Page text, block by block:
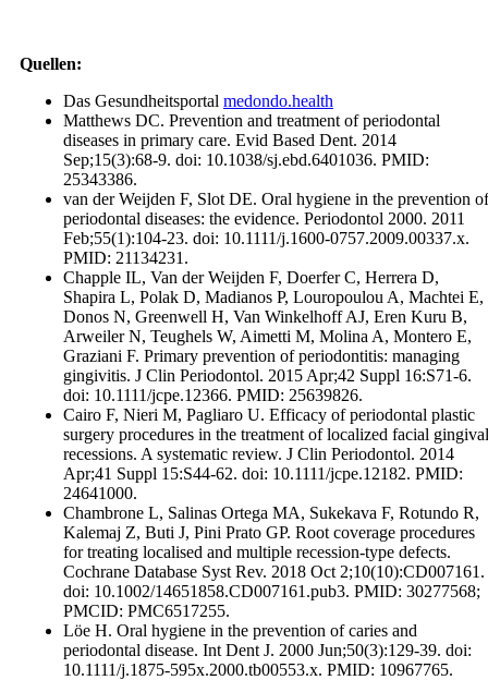
Quellen:
Das Gesundheitsportal medondo.health
Matthews DC. Prevention and treatment of periodontal
diseases in primary care. Evid Based Dent. 2014
Sep;15(3):68-9. doi: 10.1038/sj.ebd.6401036. PMID:
25343386.
van der Weijden F, Slot DE. Oral hygiene in the prevention of
periodontal diseases: the evidence. Periodontol 2000. 2011
Feb;55(1):104-23. doi: 10.1111/j.1600-0757.2009.00337.x.
PMID: 21134231.
Chapple IL, Van der Weijden F, Doerfer C, Herrera D,
Shapira L, Polak D, Madianos P, Louropoulou A, Machtei E,
Donos N, Greenwell H, Van Winkelhoff AJ, Eren Kuru B,
Arweiler N, Teughels W, Aimetti M, Molina A, Montero E,
Graziani F. Primary prevention of periodontitis: managing
gingivitis. J Clin Periodontol. 2015 Apr;42 Suppl 16:S71-6.
doi: 10.1111/jcpe.12366. PMID: 25639826.
Cairo F, Nieri M, Pagliaro U. Efficacy of periodontal plastic
surgery procedures in the treatment of localized facial gingival
recessions. A systematic review. J Clin Periodontol. 2014
Apr;41 Suppl 15:S44-62. doi: 10.1111/jcpe.12182. PMID:
24641000.
Chambrone L, Salinas Ortega MA, Sukekava F, Rotundo R,
Kalemaj Z, Buti J, Pini Prato GP. Root coverage procedures
for treating localised and multiple recession-type defects.
Cochrane Database Syst Rev. 2018 Oct 2;10(10):CD007161.
doi: 10.1002/14651858.CD007161.pub3. PMID: 30277568;
PMCID: PMC6517255.
Löe H. Oral hygiene in the prevention of caries and
periodontal disease. Int Dent J. 2000 Jun;50(3):129-39. doi:
10.1111/j.1875-595x.2000.tb00553.x. PMID: 10967765.